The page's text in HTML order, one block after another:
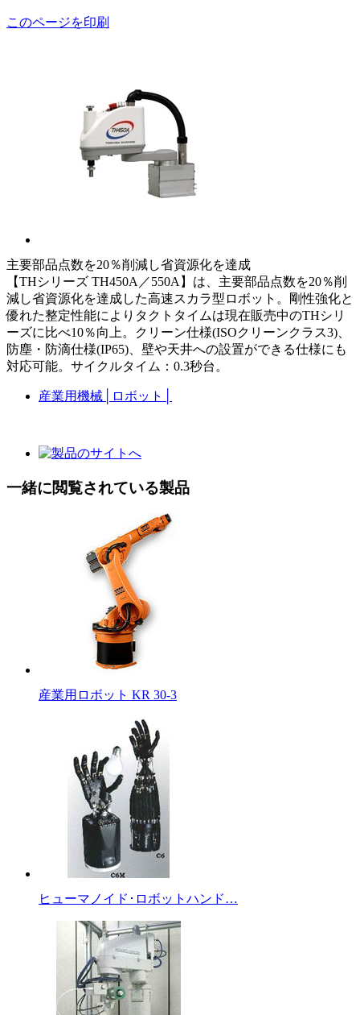
このページを印刷
主要部品点数を20％削減し省資源化を達成
【THシリーズ TH450A／550A】は、主要部品点数を20％削
減し省資源化を達成した高速スカラ型ロボット。剛性強化と
優れた整定性能によりタクトタイムは現在販売中のTHシリ
ーズに比べ10％向上。クリーン仕様(ISOクリーンクラス3)、
防塵・防滴仕様(IP65)、壁や天井への設置ができる仕様にも
対応可能。サイクルタイム：0.3秒台。
産業用機械 ロボット
一緒に閲覧されている製品
産業用ロボット KR 30-3
ヒューマノイド･ロボットハンド…